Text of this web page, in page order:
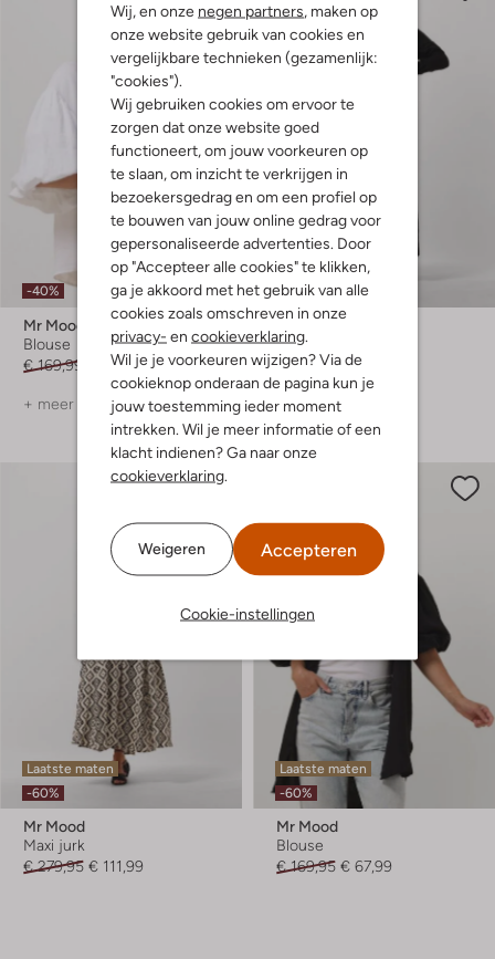
Wij, en onze negen partners , maken op
onze website gebruik van cookies en
vergelijkbare technieken (gezamenlijk:
"cookies").
Wij gebruiken cookies om ervoor te
zorgen dat onze website goed
functioneert, om jouw voorkeuren op
te slaan, om inzicht te verkrijgen in
bezoekersgedrag en om een profiel op
te bouwen van jouw online gedrag voor
gepersonaliseerde advertenties. Door
op "Accepteer alle cookies" te klikken,
ga je akkoord met het gebruik van alle
cookies zoals omschreven in onze
privacy- en cookieverklaring
Wil je je voorkeuren wijzigen? Via de
cookieknop onderaan de pagina kun je
jouw toestemming ieder moment
intrekken. Wil je meer informatie of een
klacht indienen? Ga naar onze
cookieverklaring
Weigeren Accepteren
Cookie-instellingen
-40%
Mr Mood
Blouse
€ 169,99
€ 101,99
+ meer kleuren
Laatste item
-60%
Mr Mood
Maxi jurk
€ 229,95 € 91,99
Laatste maten
-60%
Mr Mood
Maxi jurk
€ 279,95 € 111,99
Laatste maten
-60%
Mr Mood
Blouse
€ 169,95 € 67,99